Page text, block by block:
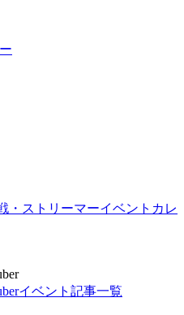
・ストリーマーイベントカレ
イベント記事一覧